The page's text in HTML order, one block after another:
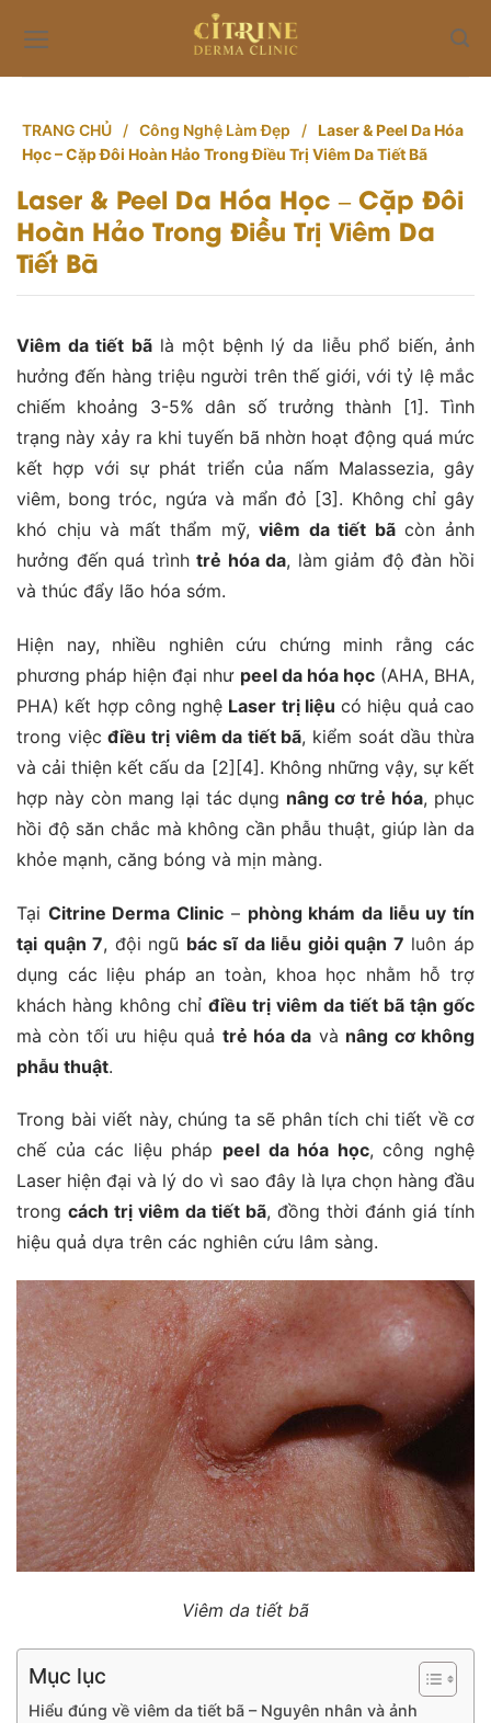
content
TRANG CHỦ / Công Nghệ Làm Đẹp / Laser & Peel Da Hóa
Học – Cặp Đôi Hoàn Hảo Trong Điều Trị Viêm Da Tiết Bã
Laser & Peel Da Hóa Học – Cặp Đôi
Hoàn Hảo Trong Điều Trị Viêm Da
Tiết Bã
Viêm da tiết bãlà một bệnh lý da liễu phổ biến, ảnh
hưởng đến hàng triệu người trên thế giới, với tỷ lệ mắc
chiếm khoảng 3-5% dân số trưởng thành [1]. Tình
trạng này xảy ra khi tuyến bã nhờn hoạt động quá mức
kết hợp với sự phát triển của nấm Malassezia, gây
viêm, bong tróc, ngứa và mẩn đỏ [3]. Không chỉ gây
khó chịu và mất thẩm mỹ,viêm da tiết bãcòn ảnh
hưởng đến quá trìnhtrẻ hóa da, làm giảm độ đàn hồi
và thúc đẩy lão hóa sớm.
Hiện nay, nhiều nghiên cứu chứng minh rằng các
phương pháp hiện đại như peel da hóa học(AHA, BHA,
PHA) kết hợp công nghệ Laser trị liệu có hiệu quả cao
trong việcđiều trị viêm da tiết bã, kiểm soát dầu thừa
và cải thiện kết cấu da [2][4]. Không những vậy, sự kết
hợp này còn mang lại tác dụng nâng cơ trẻ hóa, phục
hồi độ săn chắc mà không cần phẫu thuật, giúp làn da
khỏe mạnh, căng bóng và mịn màng.
Tại Citrine Derma Clinic – phòng khám da liễu uy tín
tại quận 7, đội ngũ bác sĩ da liễu giỏi quận 7 luôn áp
dụng các liệu pháp an toàn, khoa học nhằm hỗ trợ
khách hàng không chỉ điều trị viêm da tiết bã tận gốc
mà còn tối ưu hiệu quả trẻ hóa da và nâng cơ không
phẫu thuật.
Trong bài viết này, chúng ta sẽ phân tích chi tiết về cơ
chế của các liệu pháp peel da hóa học, công nghệ
Laser hiện đại và lý do vì sao đây là lựa chọn hàng đầu
trong cách trị viêm da tiết bã, đồng thời đánh giá tính
hiệu quả dựa trên các nghiên cứu lâm sàng.
Viêm da tiết bã
Mục lục
Hiểu đúng về viêm da tiết bã – Nguyên nhân và ảnh